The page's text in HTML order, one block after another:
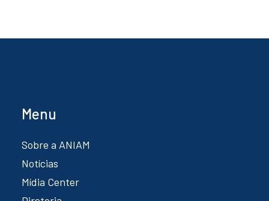
Menu
Sobre a ANIAM
Notícias
Mídia Center